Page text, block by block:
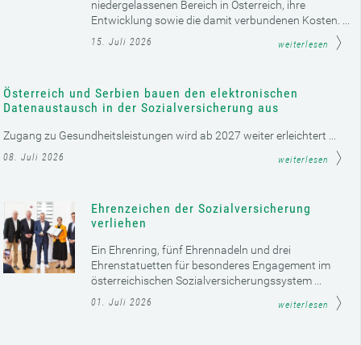
niedergelassenen Bereich in Österreich, ihre
Entwicklung sowie die damit verbundenen Kosten. ...
15. Juli 2026 weiterlesen
Österreich und Serbien bauen den elektronischen
Datenaustausch in der Sozialversicherung aus
Zugang zu Gesundheitsleistungen wird ab 2027 weiter erleichtert ...
08. Juli 2026 weiterlesen
Ehrenzeichen der Sozialversicherung
verliehen
Ein Ehrenring, fünf Ehrennadeln und drei
Ehrenstatuetten für besonderes Engagement im
österreichischen Sozialversicherungssystem ...
01. Juli 2026 weiterlesen